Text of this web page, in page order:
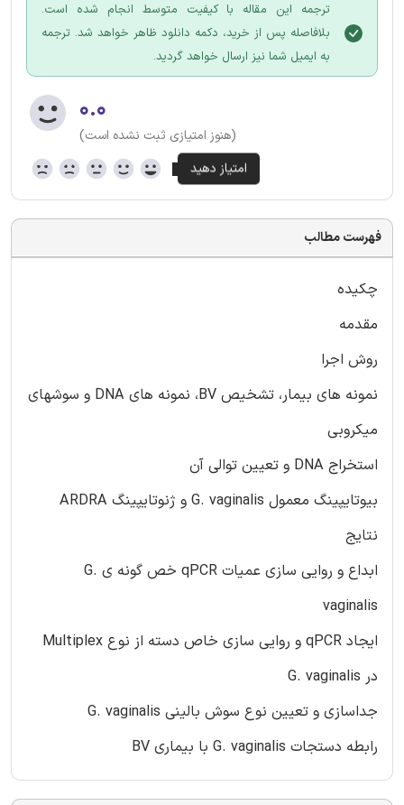
ترجمه این مقاله با کیفیت متوسط انجام شده است.
بلافاصله پس از خرید، دکمه دانلود ظاهر خواهد شد. ترجمه
به ایمیل شما نیز ارسال خواهد گردید.
۰.۰
(هنوز امتیازی ثبت نشده است)
فهرست مطالب
چکیده
مقدمه
روش اجرا
نمونه های بیمار، تشخیص BV، نمونه های DNA و سوشهای
میکروبی
استخراج DNA و تعیین توالی آن
بیوتایپینگ معمول G. vaginalis و ژنوتایپینگ ARDRA
نتایج
ابداع و روایی سازی عمیات qPCR خص گونه ی G.
vaginalis
ایجاد qPCR و روایی سازی خاص دسته از نوع Multiplex
در G. vaginalis
جداسازی و تعیین نوع سوش بالینی G. vaginalis
رابطه دستجات G. vaginalis با بیماری BV